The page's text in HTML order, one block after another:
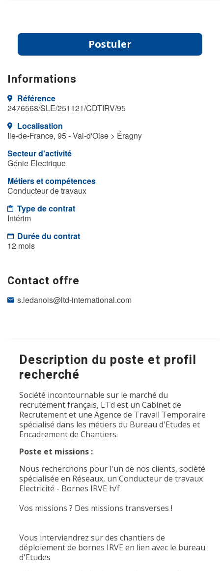
Postuler
Informations
Référence
2476568/SLE/251121/CDTIRV/95
Localisation
Ile-de-France, 95 - Val-d'Oise > Éragny
Secteur d'activité
Génie Electrique
Métiers et compétences
Conducteur de travaux
Type de contrat
Intérim
Durée du contrat
12 mois
Contact offre
s.ledanois@ltd-international.com
Description du poste et profil
recherché
Société incontournable sur le marché du
recrutement français, LTd est un Cabinet de
Recrutement et une Agence de Travail Temporaire
spécialisé dans les métiers du Bureau d'Etudes et
Encadrement de Chantiers.
Poste et missions :
Nous recherchons pour l'un de nos clients, société
spécialisée en Réseaux, un Conducteur de travaux
Electricité - Bornes IRVE h/f
Vos missions ? Des missions transverses !
Vous interviendrez sur des chantiers de
déploiement de bornes IRVE en lien avec le bureau
d'Etudes